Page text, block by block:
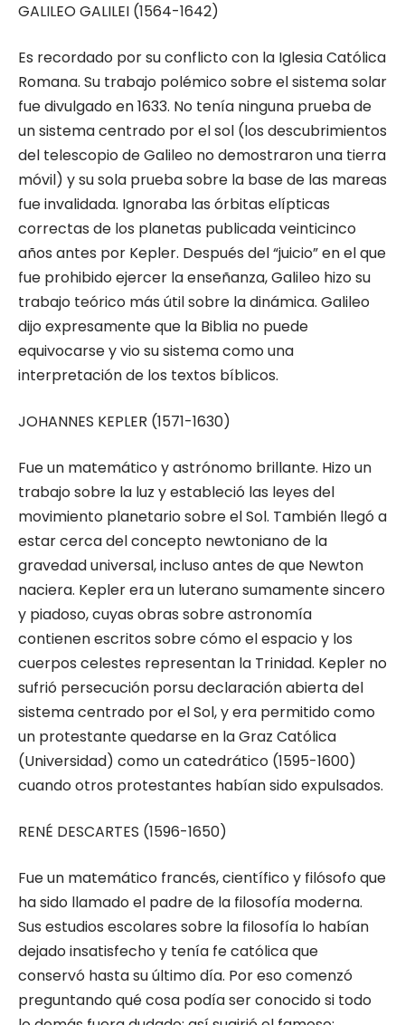
GALILEO GALILEI (1564-1642)
Es recordado por su conflicto con la Iglesia Católica
Romana. Su trabajo polémico sobre el sistema solar
fue divulgado en 1633. No tenía ninguna prueba de
un sistema centrado por el sol (los descubrimientos
del telescopio de Galileo no demostraron una tierra
móvil) y su sola prueba sobre la base de las mareas
fue invalidada. Ignoraba las órbitas elípticas
correctas de los planetas publicada veinticinco
años antes por Kepler. Después del “juicio” en el que
fue prohibido ejercer la enseñanza, Galileo hizo su
trabajo teórico más útil sobre la dinámica. Galileo
dijo expresamente que la Biblia no puede
equivocarse y vio su sistema como una
interpretación de los textos bíblicos.
JOHANNES KEPLER (1571-1630)
Fue un matemático y astrónomo brillante. Hizo un
trabajo sobre la luz y estableció las leyes del
movimiento planetario sobre el Sol. También llegó a
estar cerca del concepto newtoniano de la
gravedad universal, incluso antes de que Newton
naciera. Kepler era un luterano sumamente sincero
y piadoso, cuyas obras sobre astronomía
contienen escritos sobre cómo el espacio y los
cuerpos celestes representan la Trinidad. Kepler no
sufrió persecución porsu declaración abierta del
sistema centrado por el Sol, y era permitido como
un protestante quedarse en la Graz Católica
(Universidad) como un catedrático (1595-1600)
cuando otros protestantes habían sido expulsados.
RENÉ DESCARTES (1596-1650)
Fue un matemático francés, científico y filósofo que
ha sido llamado el padre de la filosofía moderna.
Sus estudios escolares sobre la filosofía lo habían
dejado insatisfecho y tenía fe católica que
conservó hasta su último día. Por eso comenzó
preguntando qué cosa podía ser conocido si todo